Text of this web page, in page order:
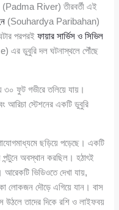
(Padma River) তীরবর্তী এই
(Souhardya Paribahan)
ঘটার পরপরইফায়ার সার্ভিস ও সিভিল
ডুবুরি দল ঘটনাস্থলে পৌঁছে
৩০ ফুট গভীরে তলিয়ে যায়।
আরিচা স্টেশনের একটি ডুবুরি
ছড়িয়ে পড়েছে। একটি
পন্টুনে অবস্থান করছিল। হঠাৎই
আরেকটি ভিডিওতে দেখা যায়,
লোকজন দৌড়ে এগিয়ে যান। বাস
উঠলে তাদের দিকে রশি ও লাইফবয়